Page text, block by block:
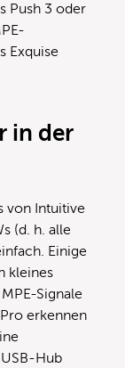
Push 3 oder
Exquise
in der
von Intuitive
(d. h. alle
Einige
kleines
Signale
erkennen
Hub